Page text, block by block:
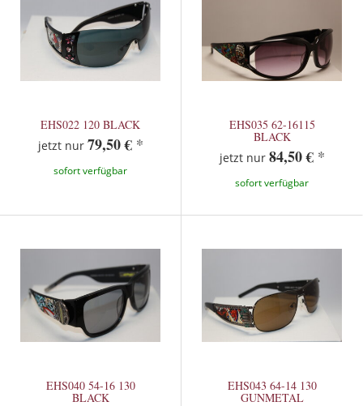
EHS022 120 BLACK
jetzt nur 79,50 € *
sofort verfügbar
EHS035 62-16115
BLACK
jetzt nur 84,50 € *
sofort verfügbar
EHS040 54-16 130
BLACK
EHS043 64-14 130
GUNMETAL